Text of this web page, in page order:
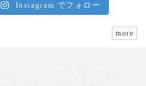
Instagram でフォロー
more